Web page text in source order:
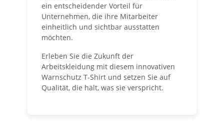
ein entscheidender Vorteil für
Unternehmen, die ihre Mitarbeiter
einheitlich und sichtbar ausstatten
möchten.
Erleben Sie die Zukunft der
Arbeitskleidung mit diesem innovativen
Warnschutz T-Shirt und setzen Sie auf
Qualität, die hält, was sie verspricht.